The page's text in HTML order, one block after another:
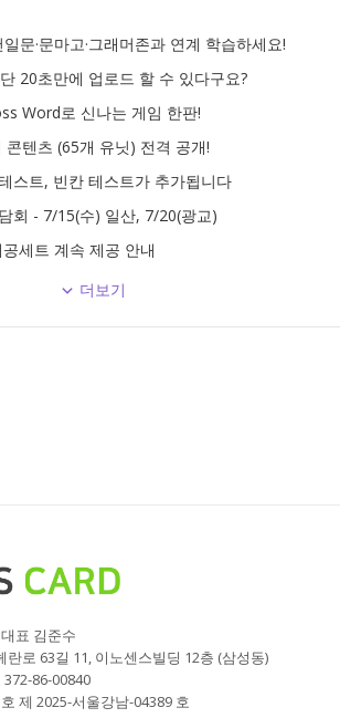
문·문마고·그래머존과 연계 학습하세요!
20초만에 업로드 할 수 있다구요?
Word로 신나는 게임 한판!
텐츠 (65개 유닛) 전격 공개!
스트, 빈칸 테스트가 추가됩니다
회 - 7/15(수) 일산, 7/20(광교)
세트 계속 제공 안내
더보기
표 김준수
란로 63길 11, 이노센스빌딩 12층 (삼성동)
86-00840
제 2025-서울강남-04389 호